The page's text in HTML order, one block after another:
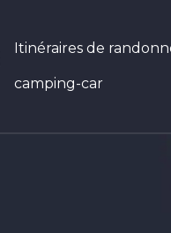
Itinéraires de
camping-car